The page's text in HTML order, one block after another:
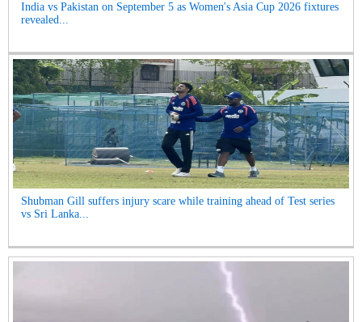
India vs Pakistan on September 5 as Women's Asia Cup 2026 fixtures
revealed...
Shubman Gill suffers injury scare while training ahead of Test series
vs Sri Lanka...